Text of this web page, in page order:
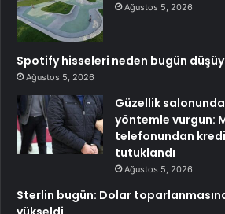
Ağustos 5, 2026
Spotify hisseleri neden bugün
Ağustos 5, 2026
Güzellik
yöntemle vurgun:
telefonundan
tutuklandı
Ağustos 5, 2026
Sterlin bugün: Dolar